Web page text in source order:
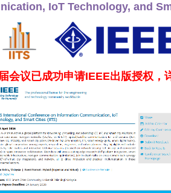
IoT Technology, and
会议已成功申请IEEE出版授权，